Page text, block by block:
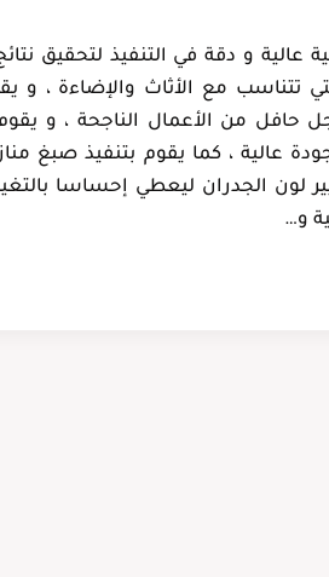
و دقة في التنفيذ لتحقيق
تتناسب مع الأثاث والإضاءة ، و
حافل من الأعمال الناجحة ، و
عالية ، كما يقوم بتنفيذ صبغ
لون الجدران ليعطي إحساسا
و…
أم خالد
الإحساء، الهفوف